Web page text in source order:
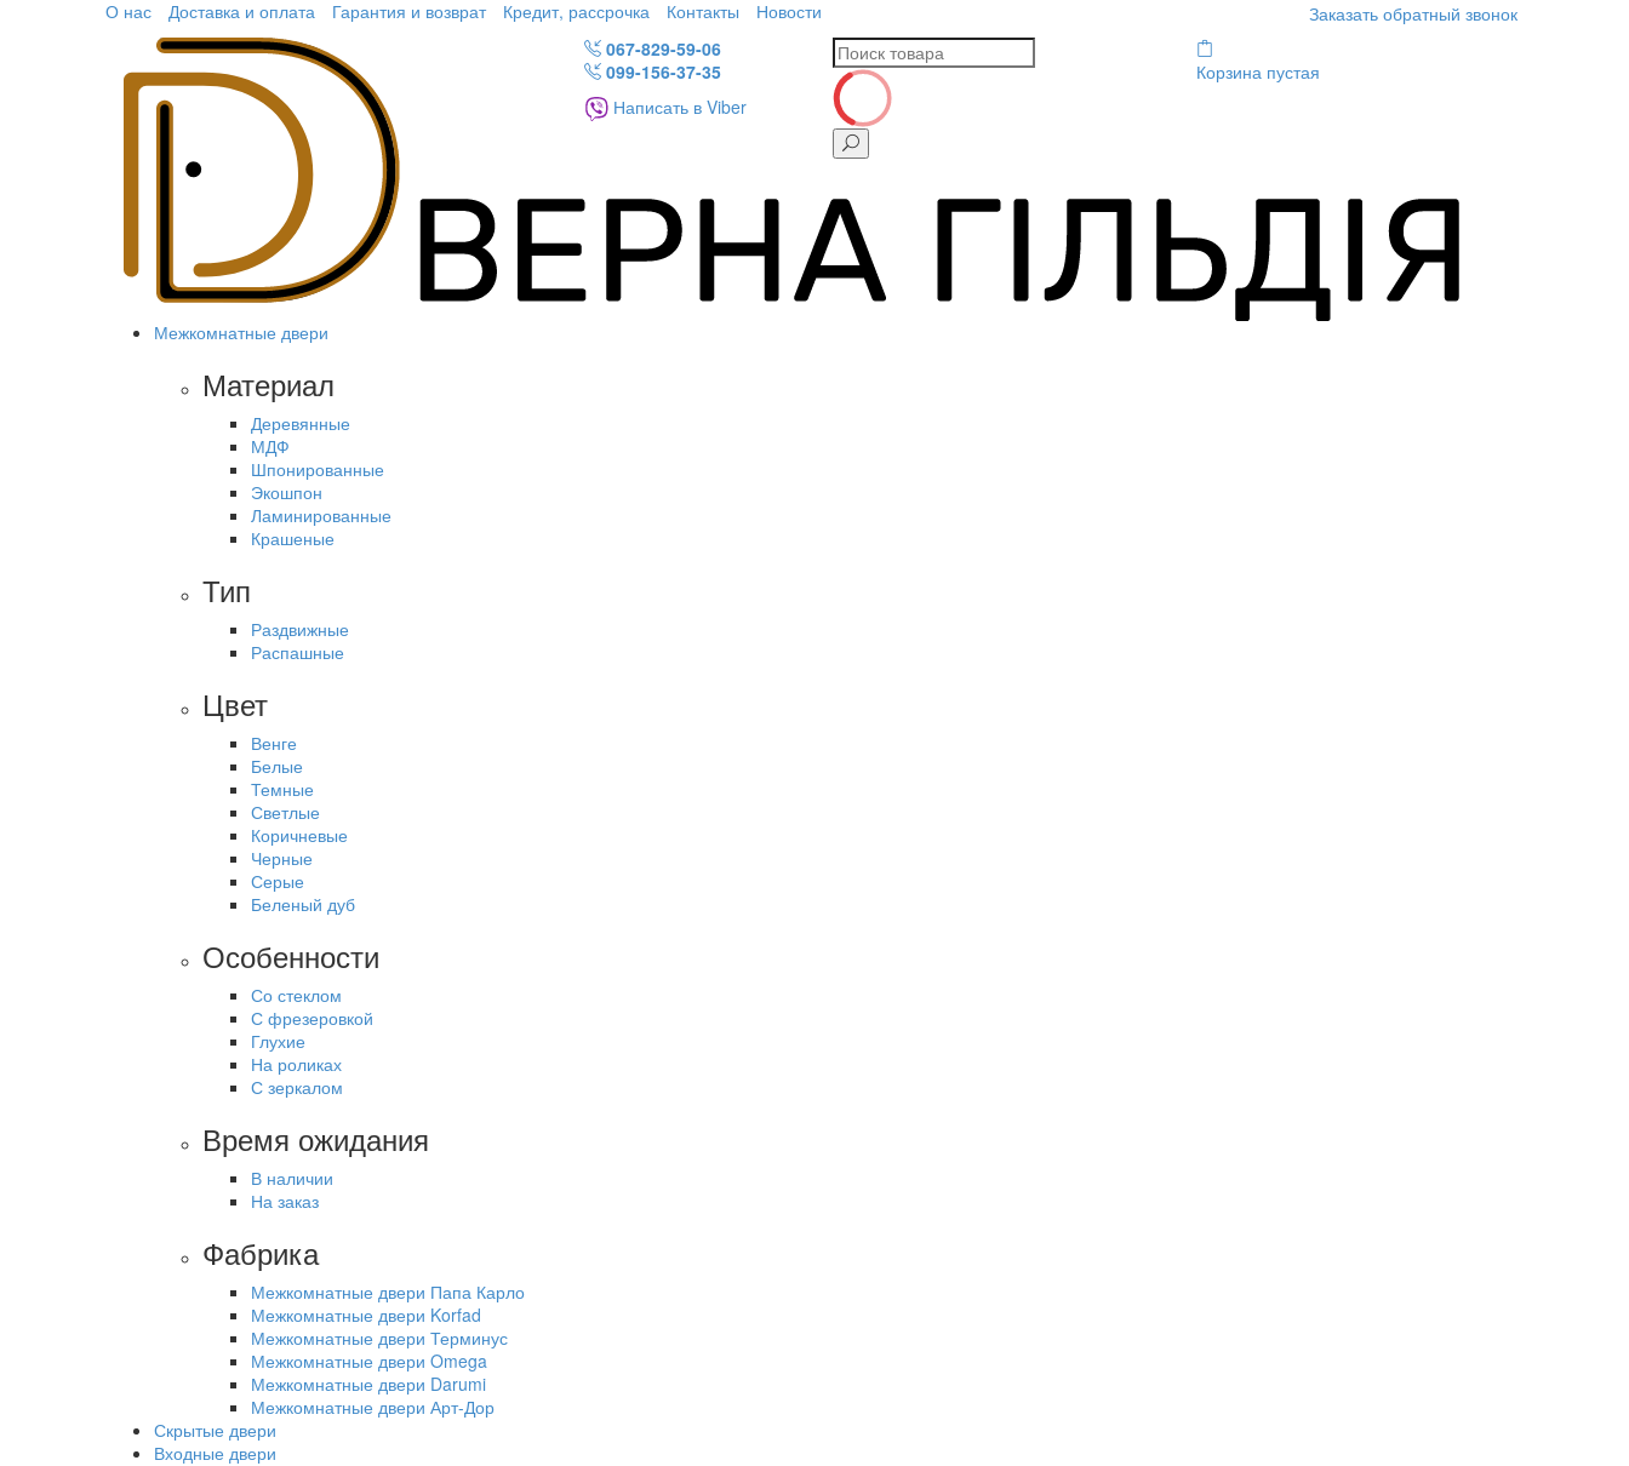
О нас Доставка и оплата Гарантия и возврат Кредит, рассрочка Контакты Новости
Заказать обратный звонок
067-829-59-06
099-156-37-35
Написать в Viber
Корзина пустая
Межкомнатные двери
Материал
Деревянные
МДФ
Шпонированные
Экошпон
Ламинированные
Крашеные
Тип
Раздвижные
Распашные
Цвет
Венге
Белые
Темные
Светлые
Коричневые
Черные
Серые
Беленый дуб
Особенности
Со стеклом
С фрезеровкой
Глухие
На роликах
С зеркалом
Время ожидания
В наличии
На заказ
Фабрика
Межкомнатные двери Папа Карло
Межкомнатные двери Korfad
Межкомнатные двери Терминус
Межкомнатные двери Omega
Межкомнатные двери Darumi
Межкомнатные двери Арт-Дор
Скрытые двери
Входные двери